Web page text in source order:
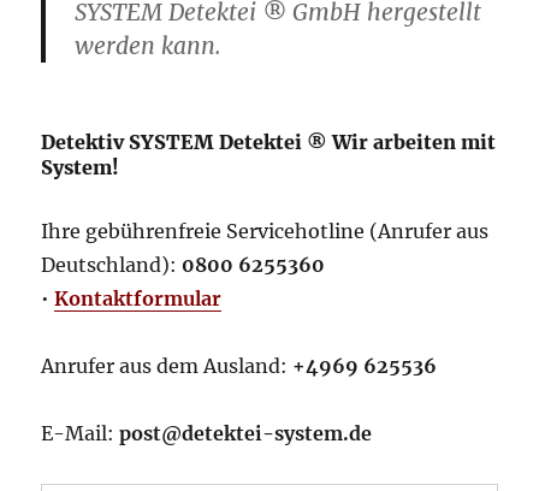
SYSTEM Detektei ® GmbH hergestellt
werden kann.
Detektiv SYSTEM Detektei ® Wir arbeiten mit
System!
Ihre gebührenfreie Servicehotline (Anrufer aus
Deutschland): 0800 6255360
•Kontaktformular
Anrufer aus dem Ausland: +4969 625536
E-Mail:post@detektei-system.de